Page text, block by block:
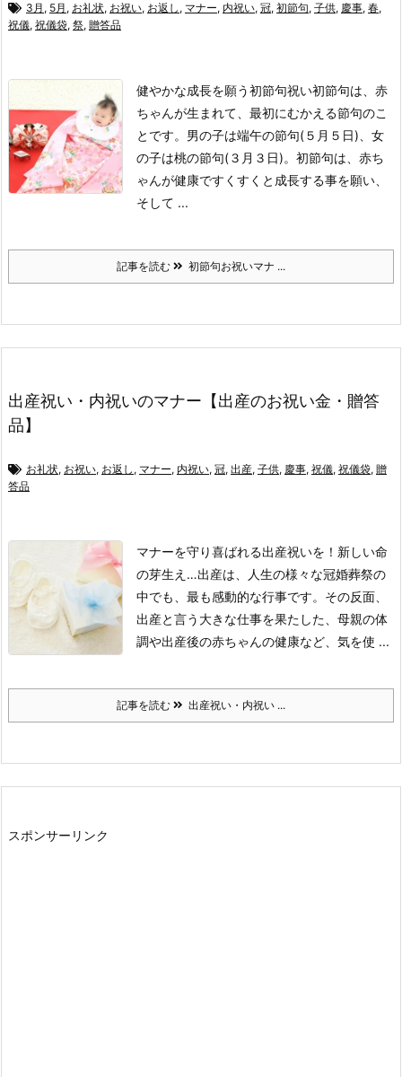
3月 , 5月 , お礼状, お祝い, お返し , マナー, 内祝い, 冠, 初節句, 子供, 慶事, 春,
祝儀, 祝儀袋, 祭, 贈答品
健やかな成長を願う初節句祝い初節句は、赤
ちゃんが生まれて、最初にむかえる節句のこ
とです。 男の子は端午の節句(５月５日)、女
の子は桃の節句(３月３日)。 初節句は、赤ち
ゃんが健康ですくすくと成長する事を願い、
そして ...
記事を読む 初節句お祝いマナ ...
出産祝い・内祝いのマナー【出産のお祝い金・贈答
品】
お礼状, お祝い, お返し , マナー, 内祝い, 冠, 出産, 子供, 慶事, 祝儀, 祝儀袋, 贈
答品
マナーを守り喜ばれる出産祝いを！ 新しい命
の芽生え…出産は、人生の様々な冠婚葬祭の
中でも、最も感動的な行事です。 その反面、
出産と言う大きな仕事を果たした、母親の体
調や出産後の赤ちゃんの健康など、気を使 ...
記事を読む 出産祝い・内祝い ...
スポンサーリンク